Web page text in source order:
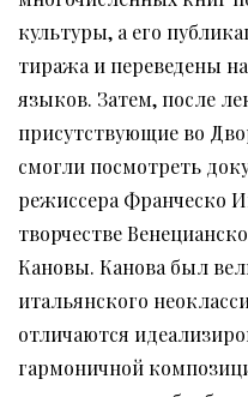
культуры, а его
тиража и переведены
языков. Затем, после
присутствующие во
смогли посмотреть
режиссера Франческо
творчестве
Кановы. Канова был
итальянского
отличаются
гармоничной